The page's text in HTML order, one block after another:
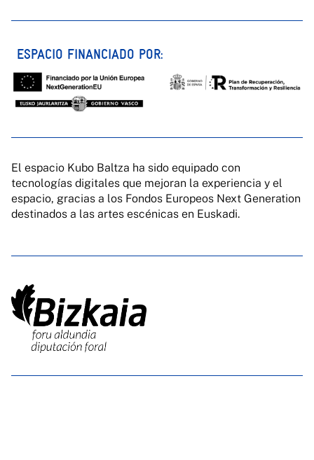
ESPACIO FINANCIADO POR:
El espacio Kubo Baltza ha sido equipado con
tecnologías digitales que mejoran la experiencia y el
espacio, gracias a los Fondos Europeos Next Generation
destinados a las artes escénicas en Euskadi.